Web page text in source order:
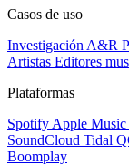
Casos de uso
Investigación A&R
Artistas Editores
Plataformas
Spotify Apple Music
SoundCloud Tidal
Boomplay